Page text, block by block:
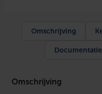
w
n
Omschrijving
Documentatie
Omschrijving